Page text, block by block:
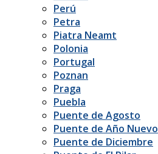
Perú
Petra
Piatra Neamt
Polonia
Portugal
Poznan
Praga
Puebla
Puente de Agosto
Puente de Año Nuevo
Puente de Diciembre